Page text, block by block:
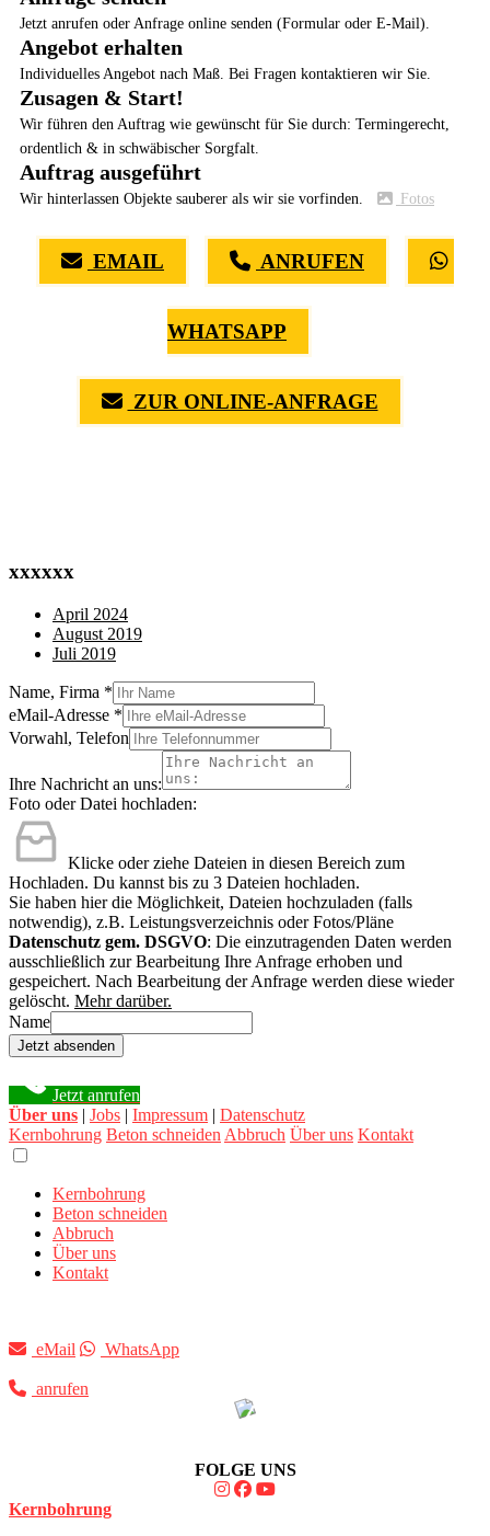
Jetzt anrufen oder Anfrage online senden (Formular oder E-Mail).
Angebot erhalten
Individuelles Angebot nach Maß. Bei Fragen kontaktieren wir Sie.
Zusagen & Start!
Wir führen den Auftrag wie gewünscht für Sie durch: Termingerecht,
ordentlich & in schwäbischer Sorgfalt.
Auftrag ausgeführt
Wir hinterlassen Objekte sauberer als wir sie vorfinden. Fotos
EMAIL ANRUFEN
WHATSAPP
ZUR ONLINE-ANFRAGE
xxxxxx
April 2024
August 2019
Juli 2019
Name, Firma *
eMail-Adresse *
Vorwahl, Telefon
Ihre Nachricht an uns:
Foto oder Datei hochladen:
Klicke oder ziehe Dateien in diesen Bereich zum
Hochladen. Du kannst bis zu 3 Dateien hochladen.
Sie haben hier die Möglichkeit, Dateien hochzuladen (falls
notwendig), z.B. Leistungsverzeichnis oder Fotos/Pläne
Datenschutz gem. DSGVO: Die einzutragenden Daten werden
ausschließlich zur Bearbeitung Ihre Anfrage erhoben und
gespeichert. Nach Bearbeitung der Anfrage werden diese wieder
gelöscht. Mehr darüber.
Name
Jetzt absenden
Jetzt anrufen
Über uns | Jobs | Impressum | Datenschutz
Kernbohrung Beton schneiden Abbruch Über uns Kontakt
Kernbohrung
Beton schneiden
Abbruch
Über uns
Kontakt
eMail WhatsApp
anrufen
FOLGE UNS
Kernbohrung